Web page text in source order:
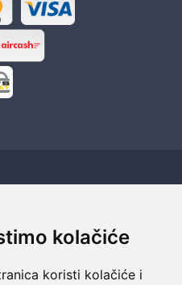
kolačiće
koristi kolačiće i
za novac